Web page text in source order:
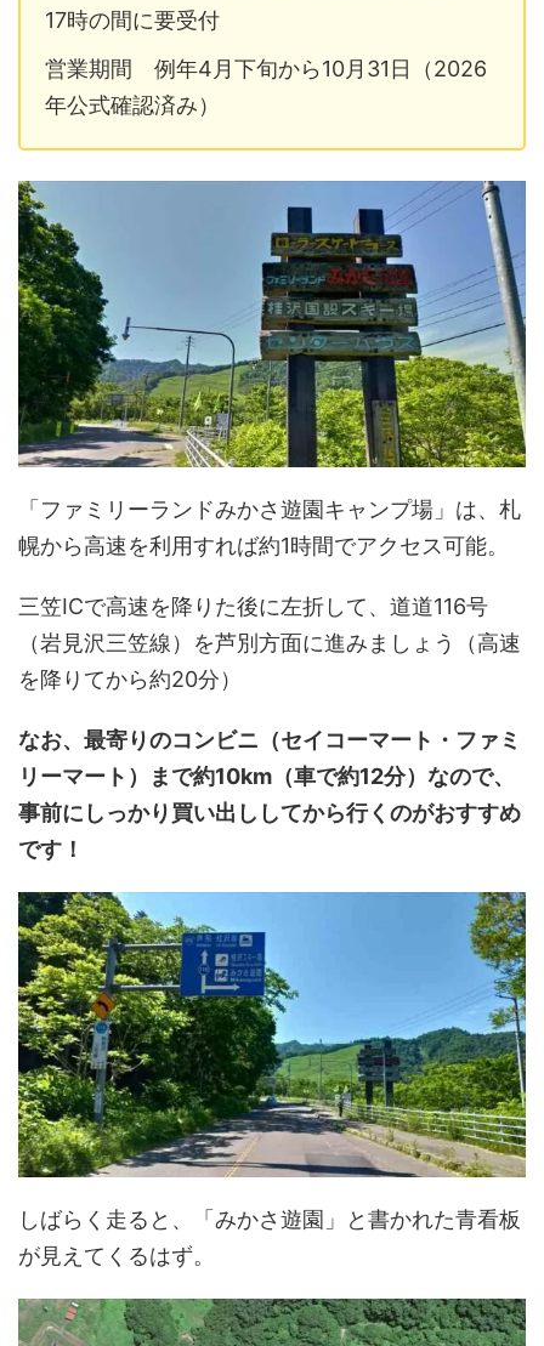
17時の間に要受付
営業期間 例年4月下旬から10月31日（2026
年公式確認済み）
「ファミリーランドみかさ遊園キャンプ場」は、札
幌から高速を利用すれば約1時間でアクセス可能。
三笠ICで高速を降りた後に左折して、道道116号
（岩見沢三笠線）を芦別方面に進みましょう（高速
を降りてから約20分）
なお、最寄りのコンビニ（セイコーマート・ファミ
リーマート）まで約10km（車で約12分）なので、
事前にしっかり買い出ししてから行くのがおすすめ
です！
しばらく走ると、「みかさ遊園」と書かれた青看板
が見えてくるはず。